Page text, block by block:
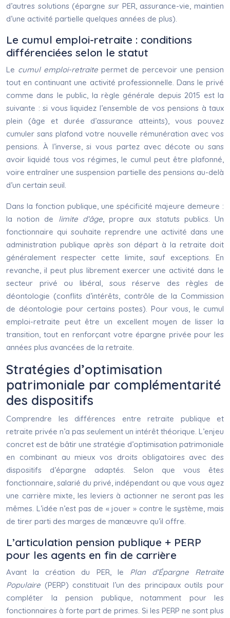
d’autres solutions (épargne sur PER, assurance-vie, maintien
d’une activité partielle quelques années de plus).
Le cumul emploi-retraite : conditions
différenciées selon le statut
Le cumul emploi-retraitepermet de percevoir une pension
tout en continuant une activité professionnelle. Dans le privé
comme dans le public, la règle générale depuis 2015 est la
suivante : si vous liquidez l’ensemble de vos pensions à taux
plein (âge et durée d’assurance atteints), vous pouvez
cumuler sans plafond votre nouvelle rémunération avec vos
pensions. À l’inverse, si vous partez avec décote ou sans
avoir liquidé tous vos régimes, le cumul peut être plafonné,
voire entraîner une suspension partielle des pensions au-delà
d’un certain seuil.
Dans la fonction publique, une spécificité majeure demeure :
la notion de limite d’âge, propre aux statuts publics. Un
fonctionnaire qui souhaite reprendre une activité dans une
administration publique après son départ à la retraite doit
généralement respecter cette limite, sauf exceptions. En
revanche, il peut plus librement exercer une activité dans le
secteur privé ou libéral, sous réserve des règles de
déontologie (conflits d’intérêts, contrôle de la Commission
de déontologie pour certains postes). Pour vous, le cumul
emploi-retraite peut être un excellent moyen de lisser la
transition, tout en renforçant votre épargne privée pour les
années plus avancées de la retraite.
Stratégies d’optimisation
patrimoniale par complémentarité
des dispositifs
Comprendre les différences entre retraite publique et
retraite privée n’a pas seulement un intérêt théorique. L’enjeu
concret est de bâtir une stratégie d’optimisation patrimoniale
en combinant au mieux vos droits obligatoires avec des
dispositifs d’épargne adaptés. Selon que vous êtes
fonctionnaire, salarié du privé, indépendant ou que vous ayez
une carrière mixte, les leviers à actionner ne seront pas les
mêmes. L’idée n’est pas de « jouer » contre le système, mais
de tirer parti des marges de manœuvre qu’il offre.
L’articulation pension publique + PERP
pour les agents en fin de carrière
Avant la création du PER, le Plan d’Épargne Retraite
Populaire (PERP) constituait l’un des principaux outils pour
compléter la pension publique, notamment pour les
fonctionnaires à forte part de primes. Si les PERP ne sont plus